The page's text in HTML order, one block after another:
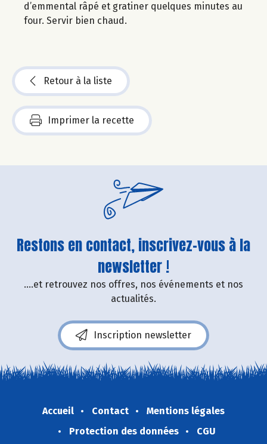
d’emmental râpé et gratiner quelques minutes au
four. Servir bien chaud.
Retour à la liste
Imprimer la recette
Restons en contact, inscrivez-vous à la
newsletter !
....et retrouvez nos offres, nos événements et nos
actualités.
Inscription newsletter
Accueil Contact
Mentions légales
Protection des données
CGU